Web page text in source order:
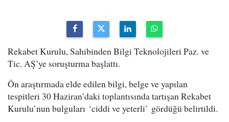
Rekabet Kurulu, Sahibinden Bilgi Teknolojileri Paz. ve
Tic. AŞ’ye soruşturma başlattı.
Ön araştırmada elde edilen bilgi, belge ve yapılan
tespitleri 30 Haziran’daki toplantısında tartışan Rekabet
Kurulu’nun bulguları ‘ciddi ve yeterli’ gördüğü belirtildi.